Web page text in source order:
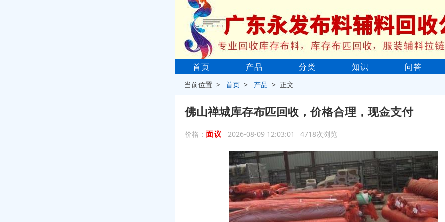
首页 产品 分类 知识 问答
当前位置 >首页 > 产品 > 正文
佛山禅城库存布匹回收，价格合理，现金支付
价格： 面议 2026-08-09 12:03:01 4718次浏览